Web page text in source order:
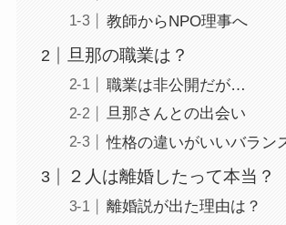
教師からNPO理事へ
旦那の職業は？
職業は非公開だが…
旦那さんとの出会い
性格の違いがいいバラン
２人は離婚したって本当？
離婚説が出た理由は？